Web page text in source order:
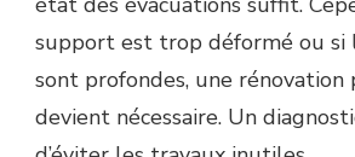
support est trop déformé ou si
sont profondes, une
devient nécessaire. Un